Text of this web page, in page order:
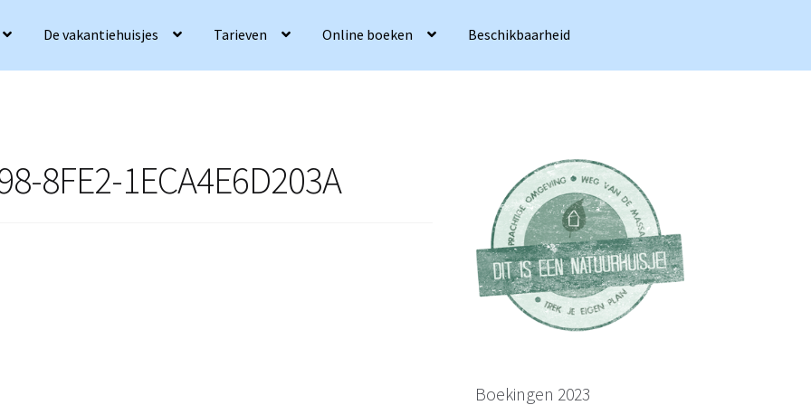
De vakantiehuisjes Tarieven Online boeken Beschikbaarheid
8FE2-1ECA4E6D203A
Boekingen 2023